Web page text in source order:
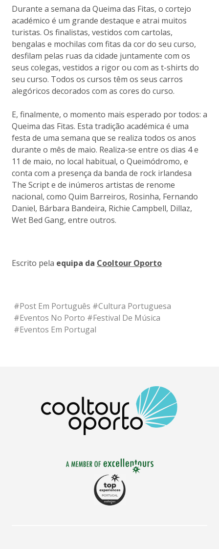
Durante a semana da Queima das Fitas, o cortejo
académico é um grande destaque e atrai muitos
turistas. Os finalistas, vestidos com cartolas,
bengalas e mochilas com fitas da cor do seu curso,
desfilam pelas ruas da cidade juntamente com os
seus colegas, vestidos a rigor ou com as t-shirts do
seu curso. Todos os cursos têm os seus carros
alegóricos decorados com as cores do curso.
E, finalmente, o momento mais esperado por todos: a
Queima das Fitas. Esta tradição académica é uma
festa de uma semana que se realiza todos os anos
durante o mês de maio. Realiza-se entre os dias 4 e
11 de maio, no local habitual, o Queimódromo, e
conta com a presença da banda de rock irlandesa
The Script e de inúmeros artistas de renome
nacional, como Quim Barreiros, Rosinha, Fernando
Daniel, Bárbara Bandeira, Richie Campbell, Dillaz,
Wet Bed Gang, entre outros.
Escrito pela equipa da Cooltour Oporto
#Post Em Português #Cultura Portuguesa
#Eventos No Porto #Festival De Música
#Eventos Em Portugal